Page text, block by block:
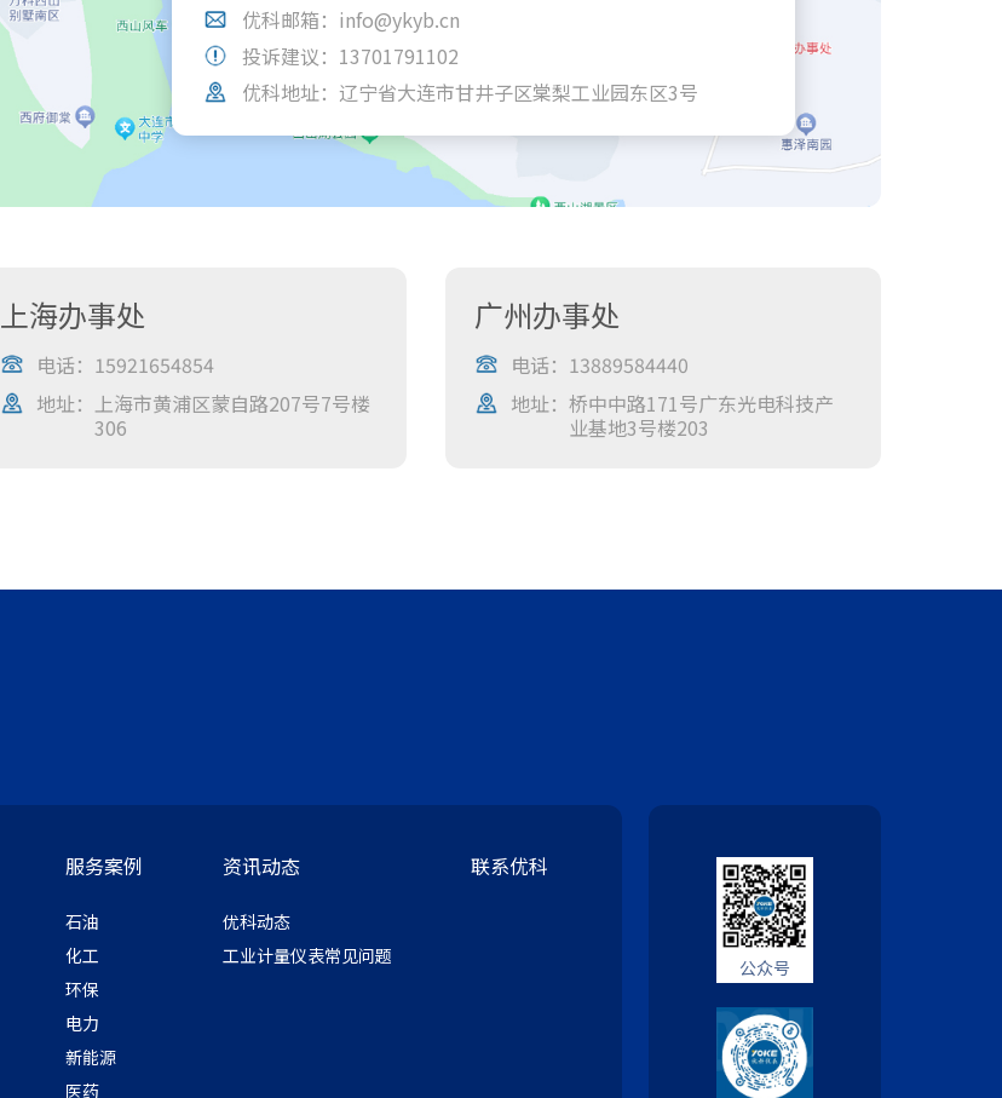
优科邮箱：info@ykyb.cn
投诉建议：13701791102
优科地址：辽宁省大连市甘井子区棠梨工业园东区3号
上海办事处
电话： 15921654854
地址： 上海市黄浦区蒙自路207号7号楼
306
广州办事处
电话： 13889584440
地址： 桥中中路171号广东光电科技产
业基地3号楼203
服务案例
石油
化工
环保
电力
新能源
医药
资讯动态
优科动态
工业计量仪表常见问题
联系优科
公众号